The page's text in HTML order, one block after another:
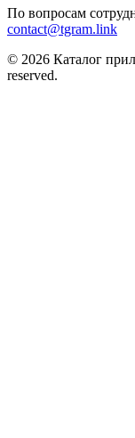
По вопросам
contact@tgram.link
© 2026 Каталог
reserved.